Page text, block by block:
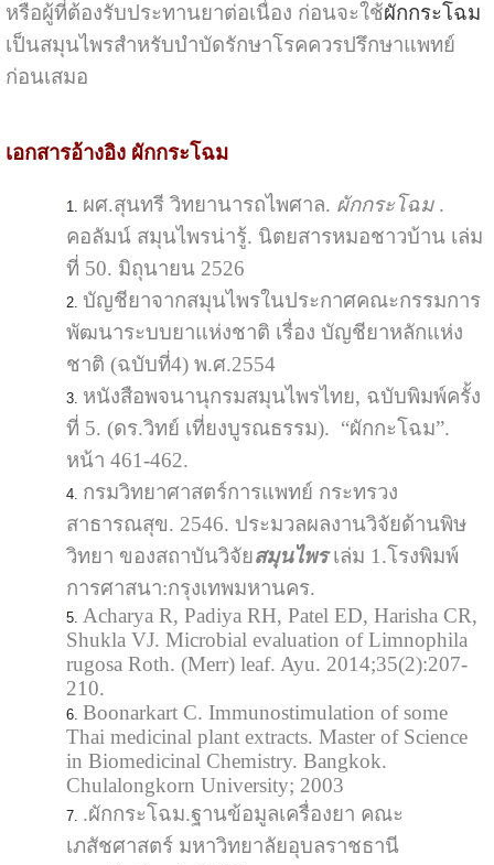
หรือผู้ที่ต้องรับประทานยาต่อเนื่อง ก่อนจะใช้ผักกระโฉม
เป็นสมุนไพรสำหรับบำบัดรักษาโรคควรปรึกษาแพทย์
ก่อนเสมอ
เอกสารอ้างอิง ผักกระโฉม
ผศ.สุนทรี วิทยานารถไพศาล. ผักกระโฉม.
คอลัมน์ สมุนไพรน่ารู้. นิตยสารหมอชาวบ้าน เล่ม
ที่ 50. มิถุนายน 2526
บัญชียาจากสมุนไพรในประกาศคณะกรรมการ
พัฒนาระบบยาแห่งชาติ เรื่อง บัญชียาหลักแห่ง
ชาติ (ฉบับที่4) พ.ศ.2554
หนังสือพจนานุกรมสมุนไพรไทย, ฉบับพิมพ์ครั้ง
ที่ 5. (ดร.วิทย์ เที่ยงบูรณธรรม). “ผักกะโฉม”.
หน้า 461-462.
กรมวิทยาศาสตร์การแพทย์ กระทรวง
สาธารณสุข. 2546. ประมวลผลงานวิจัยด้านพิษ
วิทยา ของสถาบันวิจัยสมุนไพรเล่ม 1.โรงพิมพ์
การศาสนา:กรุงเทพมหานคร.
Acharya R, Padiya RH, Patel ED, Harisha CR,
Shukla VJ. Microbial evaluation of Limnophila
rugosa Roth. (Merr) leaf. Ayu. 2014;35(2):207-
210.
Boonarkart C. Immunostimulation of some
Thai medicinal plant extracts. Master of Science
in Biomedicinal Chemistry. Bangkok.
Chulalongkorn University; 2003
.ผักกระโฉม.ฐานข้อมูลเครื่องยา คณะ
เภสัชศาสตร์ มหาวิทยาลัยอุบลราชธานี